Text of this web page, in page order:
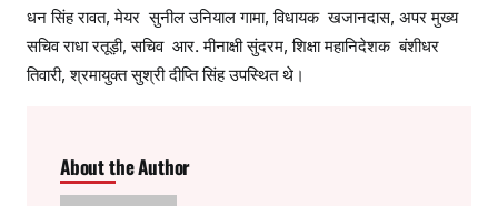
धन सिंह रावत, मेयर सुनील उनियाल गामा, विधायक खजानदास, अपर मुख्य
सचिव राधा रतूड़ी, सचिव आर. मीनाक्षी सुंदरम, शिक्षा महानिदेशक बंशीधर
तिवारी, श्रमायुक्त सुश्री दीप्ति सिंह उपस्थित थे।
About the Author